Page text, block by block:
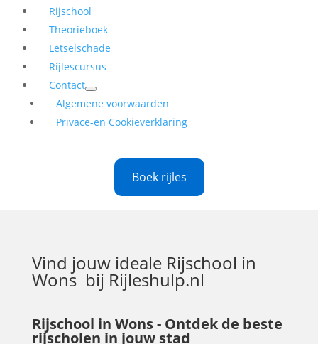
Rijschool
Theorieboek
Letselschade
Rijlescursus
Contact
Algemene voorwaarden
Privace-en Cookieverklaring
Boek rijles
Vind jouw ideale Rijschool in
Wons bij Rijleshulp.nl
Rijschool in Wons - Ontdek de beste
rijscholen in jouw stad